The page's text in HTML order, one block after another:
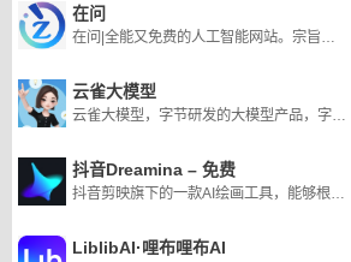
在问
在问|全能又免费的人工智能网站。宗旨：让知识无界,智能触手可及
云雀大模型
云雀大模型，字节研发的大模型产品，字节的云雀大模型是首批上线的8家大模型之一。
抖音Dreamina – 免费
抖音剪映旗下的一款AI绘画工具，能够根据用户提供的文本内容生成由AI制作的创意图片
LiblibAI·哩布哩布AI